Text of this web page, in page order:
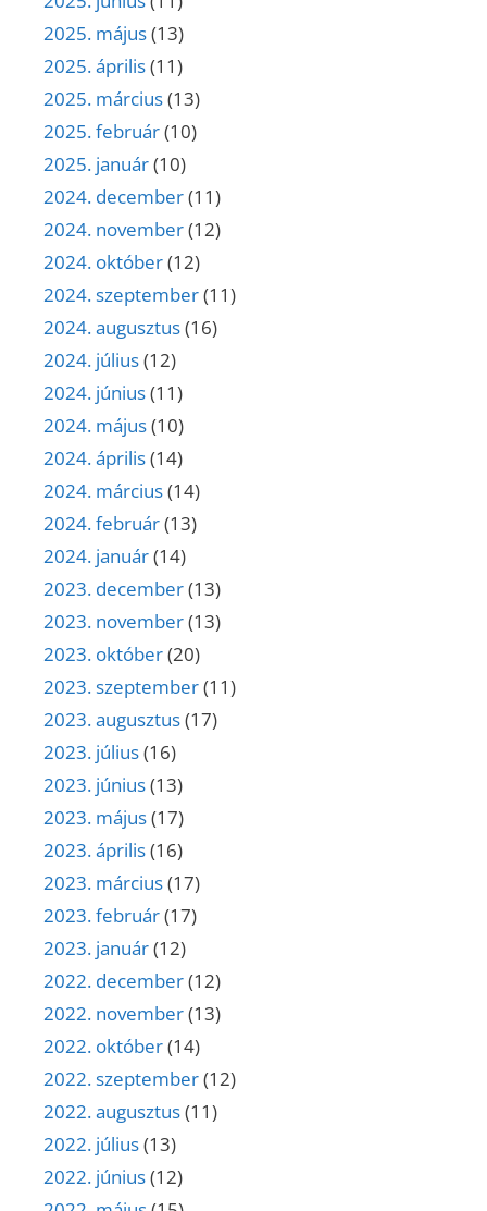
2025. május(13)
2025. április(11)
2025. március(13)
2025. február(10)
2025. január(10)
2024. december(11)
2024. november(12)
2024. október(12)
2024. szeptember(11)
2024. augusztus(16)
2024. július(12)
2024. június(11)
2024. május(10)
2024. április(14)
2024. március(14)
2024. február(13)
2024. január(14)
2023. december(13)
2023. november(13)
2023. október(20)
2023. szeptember(11)
2023. augusztus(17)
2023. július(16)
2023. június(13)
2023. május(17)
2023. április(16)
2023. március(17)
2023. február(17)
2023. január(12)
2022. december(12)
2022. november(13)
2022. október(14)
2022. szeptember(12)
2022. augusztus(11)
2022. július(13)
2022. június(12)